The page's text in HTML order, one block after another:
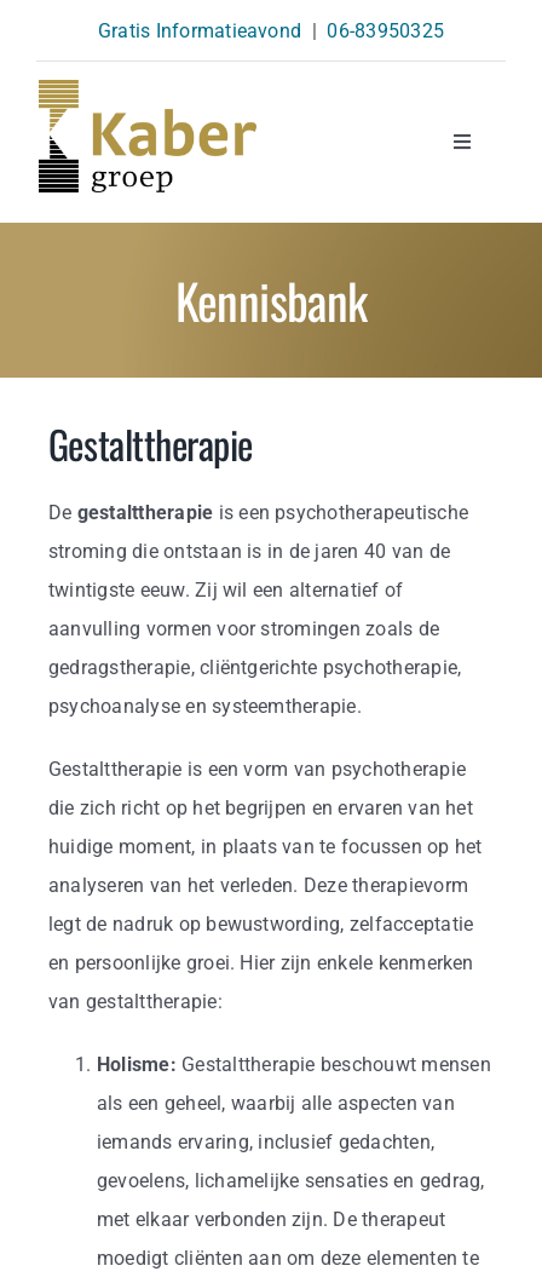
content
Gratis Informatieavond | 06-83950325
Toggle
Opleidingen
Agenda
Business
Info
Contact
Kennisbank
Gestalttherapie
De gestalttherapie is een psychotherapeutische
stroming die ontstaan is in de jaren 40 van de
twintigste eeuw. Zij wil een alternatief of
aanvulling vormen voor stromingen zoals de
gedragstherapie, cliëntgerichte psychotherapie,
psychoanalyse en systeemtherapie.
Gestalttherapie is een vorm van psychotherapie
die zich richt op het begrijpen en ervaren van het
huidige moment, in plaats van te focussen op het
analyseren van het verleden. Deze therapievorm
legt de nadruk op bewustwording, zelfacceptatie
en persoonlijke groei. Hier zijn enkele kenmerken
van gestalttherapie:
Holisme: Gestalttherapie beschouwt mensen
als een geheel, waarbij alle aspecten van
iemands ervaring, inclusief gedachten,
gevoelens, lichamelijke sensaties en gedrag,
met elkaar verbonden zijn. De therapeut
moedigt cliënten aan om deze elementen te